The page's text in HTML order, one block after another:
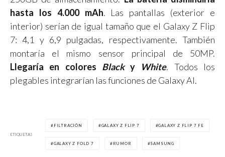
hasta los 4.000 mAh. Las pantallas (exterior e
interior) serían de igual tamaño que el Galaxy Z Flip
7: 4,1 y 6,9 pulgadas, respectivamente. También
montaría el mismo sensor principal de 50MP.
Llegaría en colores Blacky White. Todos los
plegables integrarían las funciones de Galaxy AI.
ETIQUETAS
FILTRACIÓN GALAXY Z FLIP 7 GALAXY Z FLIP 7 FE
GALAXY Z FOLD 7 RUMOR SAMSUNG